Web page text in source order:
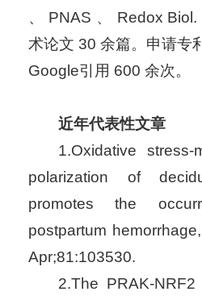
、 PNAS 、 Redox
术论文 30 余篇。申请专
Google引用 600 余次。
近年代表性文章
1.Oxidative stress-
polarization of
promotes the
postpartum
Apr;81:103530.
2.The PRAK-